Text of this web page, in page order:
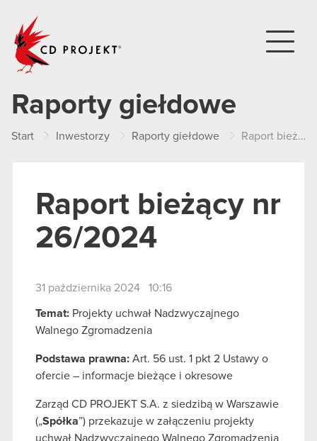
Raporty giełdowe
Start Inwestorzy Raporty giełdowe Raport bieżący nr 26/2024
Raport bieżący nr
26/2024
31 października 2024 10:16
Temat: Projekty uchwał Nadzwyczajnego
Walnego Zgromadzenia
Podstawa prawna: Art. 56 ust. 1 pkt 2 Ustawy o
ofercie – informacje bieżące i okresowe
Zarząd CD PROJEKT S.A. z siedzibą w Warszawie
(„Spółka”) przekazuje w załączeniu projekty
uchwał Nadzwyczajnego Walnego Zgromadzenia